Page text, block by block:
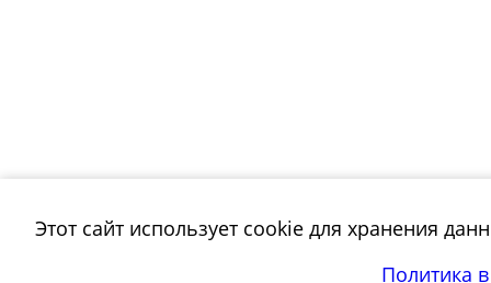
Этот сайт использует cookie для хранения
Политика